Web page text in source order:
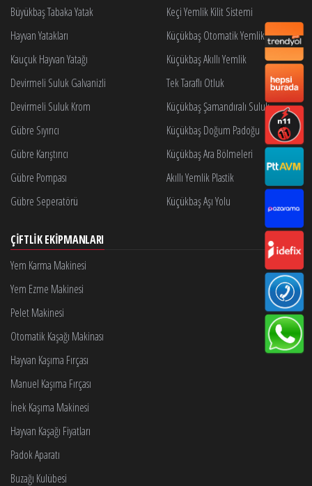
Büyükbaş Tabaka Yatak
Hayvan Yatakları
Kauçuk Hayvan Yatağı
Devirmeli Suluk Galvanizli
Devirmeli Suluk Krom
Gübre Sıyırıcı
Gübre Karıştırıcı
Gübre Pompası
Gübre Seperatörü
Keçi Yemlik Kilit Sistemi
Küçükbaş Otomatik Yemlik Kilidi
Küçükbaş Akıllı Yemlik
Tek Taraflı Otluk
Küçükbaş Şamandıralı Suluk
Küçükbaş Doğum Padoğu
Küçükbaş Ara Bölmeleri
Akıllı Yemlik Plastik
Küçükbaş Aşı Yolu
ÇIFTLIK EKIPMANLARI
Yem Karma Makinesi
Yem Ezme Makinesi
Pelet Makinesi
Otomatik Kaşağı Makinası
Hayvan Kaşıma Fırçası
Manuel Kaşıma Fırçası
İnek Kaşıma Makinesi
Hayvan Kaşağı Fiyatları
Padok Aparatı
Buzağı Kulübesi